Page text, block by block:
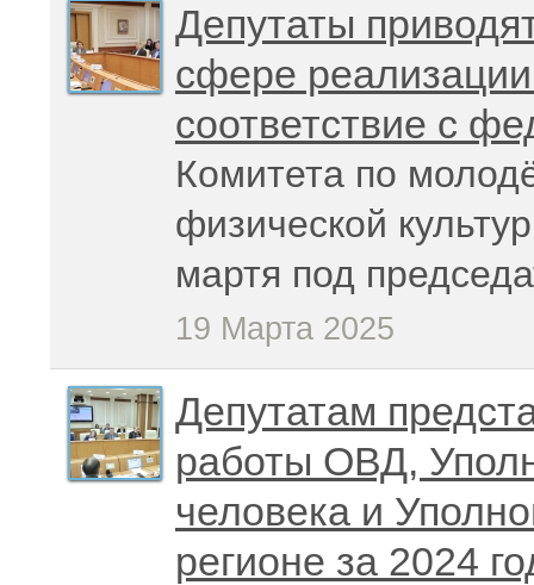
Депутаты
сфере
соответствие с
Комитета по
физической
мартя под
19 Марта 2025
Депутатам
работы ОВД,
человека и
регионе за 2024